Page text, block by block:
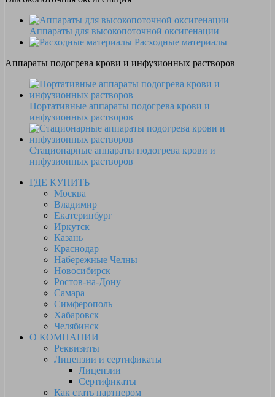
Аппараты для высокопоточной оксигенации
Расходные материалы
Аппараты подогрева крови и инфузионных растворов
Портативные аппараты подогрева крови и
инфузионных растворов
Стационарные аппараты подогрева крови и
инфузионных растворов
ГДЕ КУПИТЬ
Москва
Владимир
Екатеринбург
Иркутск
Казань
Краснодар
Набережные Челны
Новосибирск
Ростов-на-Дону
Самара
Симферополь
Хабаровск
Челябинск
О КОМПАНИИ
Реквизиты
Лицензии и сертификаты
Лицензии
Сертификаты
Как стать партнером